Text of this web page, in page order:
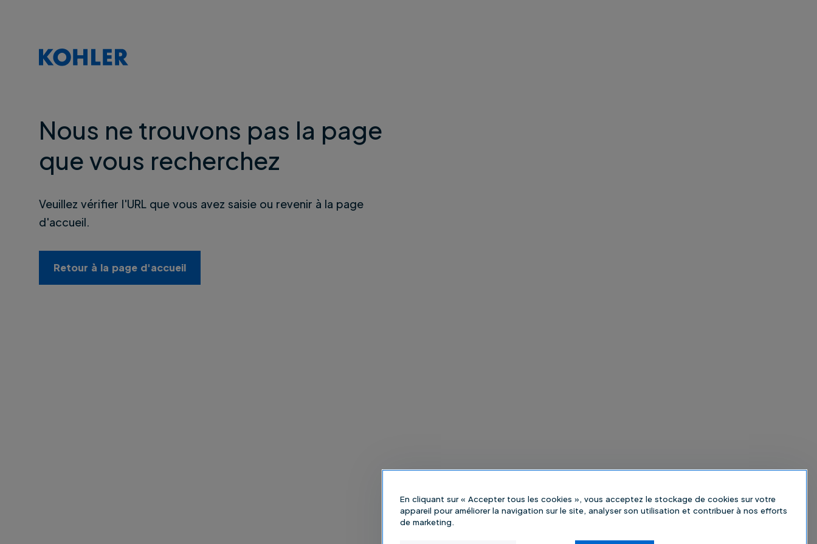
Nous ne trouvons pas la page
que vous recherchez
Veuillez vérifier l'URL que vous avez saisie ou revenir à la page
d'accueil.
Retour à la page d'accueil
En cliquant sur « Accepter tous les cookies », vous acceptez le stockage de cookies sur votre
appareil pour améliorer la navigation sur le site, analyser son utilisation et contribuer à nos efforts
de marketing.